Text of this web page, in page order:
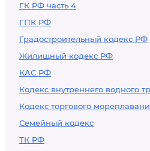
ГК РФ часть 4
ГПК РФ
Градостроительный кодекс РФ
Жилищный кодекс РФ
КАС РФ
Кодекс внутреннего водного
Кодекс торгового
Семейный кодекс
ТК РФ